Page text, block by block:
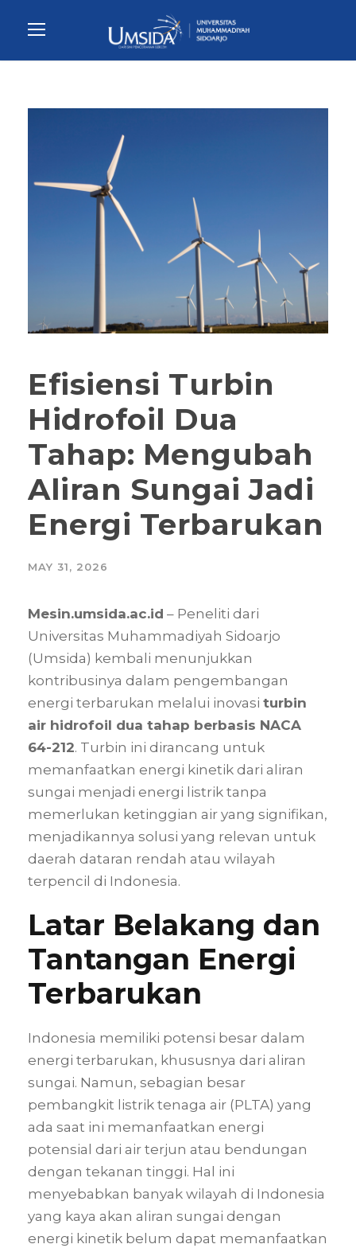
Efisiensi Turbin
Hidrofoil Dua
Tahap: Mengubah
Aliran Sungai Jadi
Energi Terbarukan
MAY 31, 2026
Mesin.umsida.ac.id – Peneliti dari
Universitas Muhammadiyah Sidoarjo
(Umsida) kembali menunjukkan
kontribusinya dalam pengembangan
energi terbarukan melalui inovasi turbin
air hidrofoil dua tahap berbasis NACA
64-212. Turbin ini dirancang untuk
memanfaatkan energi kinetik dari aliran
sungai menjadi energi listrik tanpa
memerlukan ketinggian air yang signifikan,
menjadikannya solusi yang relevan untuk
daerah dataran rendah atau wilayah
terpencil di Indonesia.
Latar Belakang dan
Tantangan Energi
Terbarukan
Indonesia memiliki potensi besar dalam
energi terbarukan, khususnya dari aliran
sungai. Namun, sebagian besar
pembangkit listrik tenaga air (PLTA) yang
ada saat ini memanfaatkan energi
potensial dari air terjun atau bendungan
dengan tekanan tinggi. Hal ini
menyebabkan banyak wilayah di Indonesia
yang kaya akan aliran sungai dengan
energi kinetik belum dapat memanfaatkan